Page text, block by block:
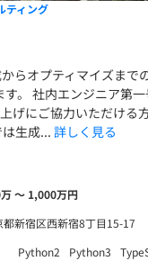
ティング
らオプティマイズまで
す。 社内エンジニア第
げにご協力いただける
生成... 詳しく見る
〜 1,000万円
都新宿区西新宿8丁目15-17
Python2 Python3